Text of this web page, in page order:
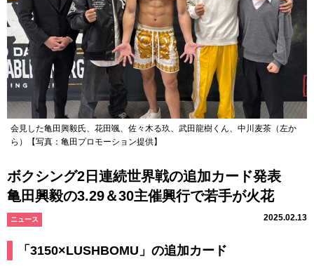
会見した亀田興毅氏、花田颯、佐々木る玖、武田龍樹くん、中川麦茶（左か
ら）【写真：亀田プロモーション提供】
ボクシング2日連続世界戦の追加カード発表
亀田興毅の3.29＆30主催興行で若手が火花
ニュース 2025.02.13
「3150×LUSHBOMU」の追加カード